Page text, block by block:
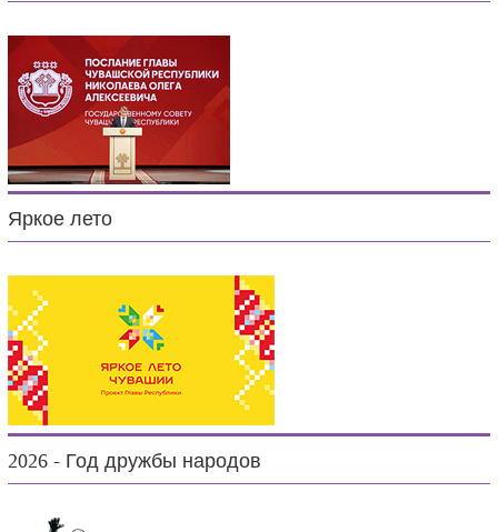
Яркое лето
2026 - Год дружбы народов